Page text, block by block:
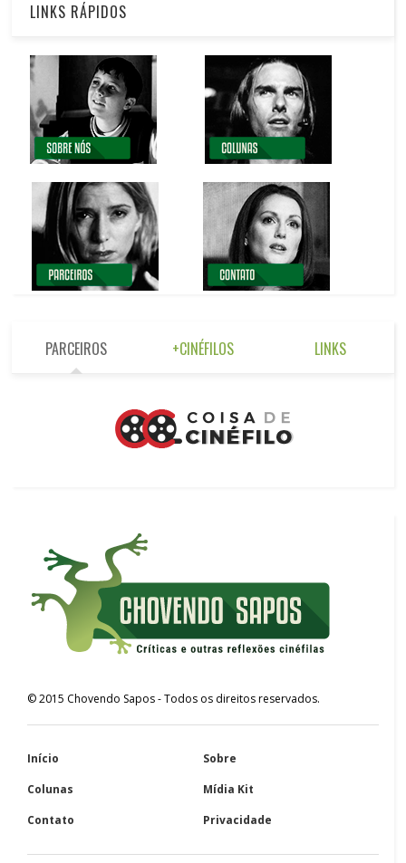
LINKS RÁPIDOS
PARCEIROS +CINÉFILOS LINKS
©2015 Chovendo Sapos- Todos os direitos reservados.
Início
Sobre
Colunas
Mídia Kit
Contato
Privacidade